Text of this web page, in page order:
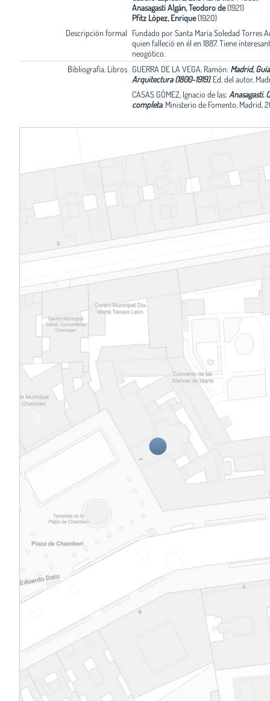
Anasagasti Algán, Teodoro de(1921)
Pfitz López, Enrique(1920)
Descripción formal Fundado por Santa María Soledad Torres
quien falleció en él en 1887. Tiene
neogótico.
Bibliografía. Libros GUERRA DE LA VEGA, Ramón: Madrid,
Arquitectura (1800-1919). Ed. del autor,
CASAS GÓMEZ, Ignacio de las: Anasagasti.
completa. Ministerio de Fomento, Madrid,